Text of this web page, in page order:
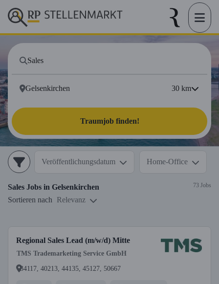
30 km
Traumjob finden!
Veröffentlichungsdatum Home-Office
Sales Jobs in Gelsenkirchen 73 Jobs
Sortieren nach Relevanz
Regional Sales Lead (m/w/d) Mitte
TMS Trademarketing Service GmbH
34117, 40213, 44135, 45127, 50667